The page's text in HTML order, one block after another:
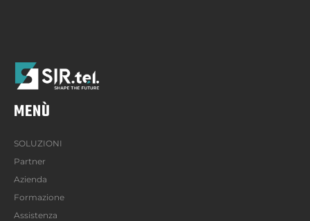
MENÙ
SOLUZIONI
Partner
Azienda
Formazione
Assistenza